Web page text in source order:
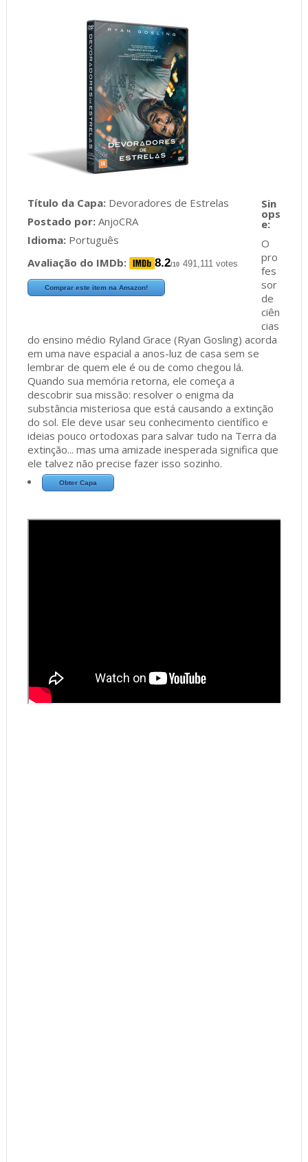
Título da Capa:Devoradores de Estrelas
Postado por:AnjoCRA
Idioma:Português
Avaliação do IMDb:
8.2/10 491,111 votes
Comprar este item na Amazon!
O
pro
fes
sor
de
ciên
cias
do ensino médio Ryland Grace (Ryan Gosling) acorda
em uma nave espacial a anos-luz de casa sem se
lembrar de quem ele é ou de como chegou lá.
Quando sua memória retorna, ele começa a
descobrir sua missão: resolver o enigma da
substância misteriosa que está causando a extinção
do sol. Ele deve usar seu conhecimento científico e
ideias pouco ortodoxas para salvar tudo na Terra da
extinção... mas uma amizade inesperada significa que
ele talvez não precise fazer isso sozinho.
Obter Capa